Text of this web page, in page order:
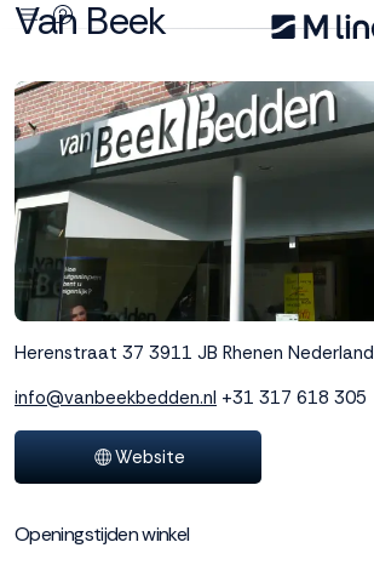
gebruikt
cookies
M line plaatst
functionele,
analytische en
marketing cookies.
cookies werkt de
de analytische
cookies ons helpen
om de website te
verbeteren. Via de
kunnen we jouw
Van Beek
Herenstraat 37 3911 JB Rhenen Nederland
info@vanbeekbedden.nl +31 317 618 305
Website
Openingstijden winkel